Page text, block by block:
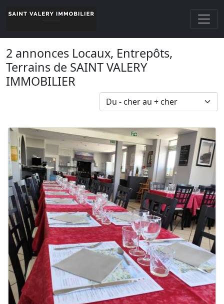
2 annonces Locaux, Entrepôts,
Terrains de SAINT VALERY
IMMOBILIER